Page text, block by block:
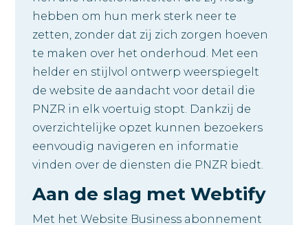
hebben om hun merk sterk neer te
zetten, zonder dat zij zich zorgen hoeven
te maken over het onderhoud. Met een
helder en stijlvol ontwerp weerspiegelt
de website de aandacht voor detail die
PNZR in elk voertuig stopt. Dankzij de
overzichtelijke opzet kunnen bezoekers
eenvoudig navigeren en informatie
vinden over de diensten die PNZR biedt.
Aan de slag met Webtify
Met het Website Business abonnement